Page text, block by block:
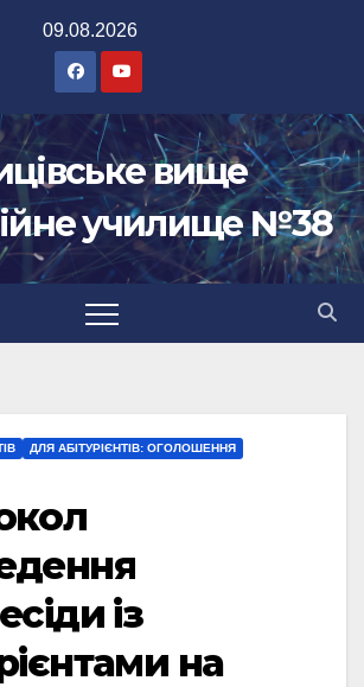
09.08.2026
вище
училище №38
ДЛЯ АБІТУРІЄНТІВ: ОГОЛОШЕННЯ
із
на